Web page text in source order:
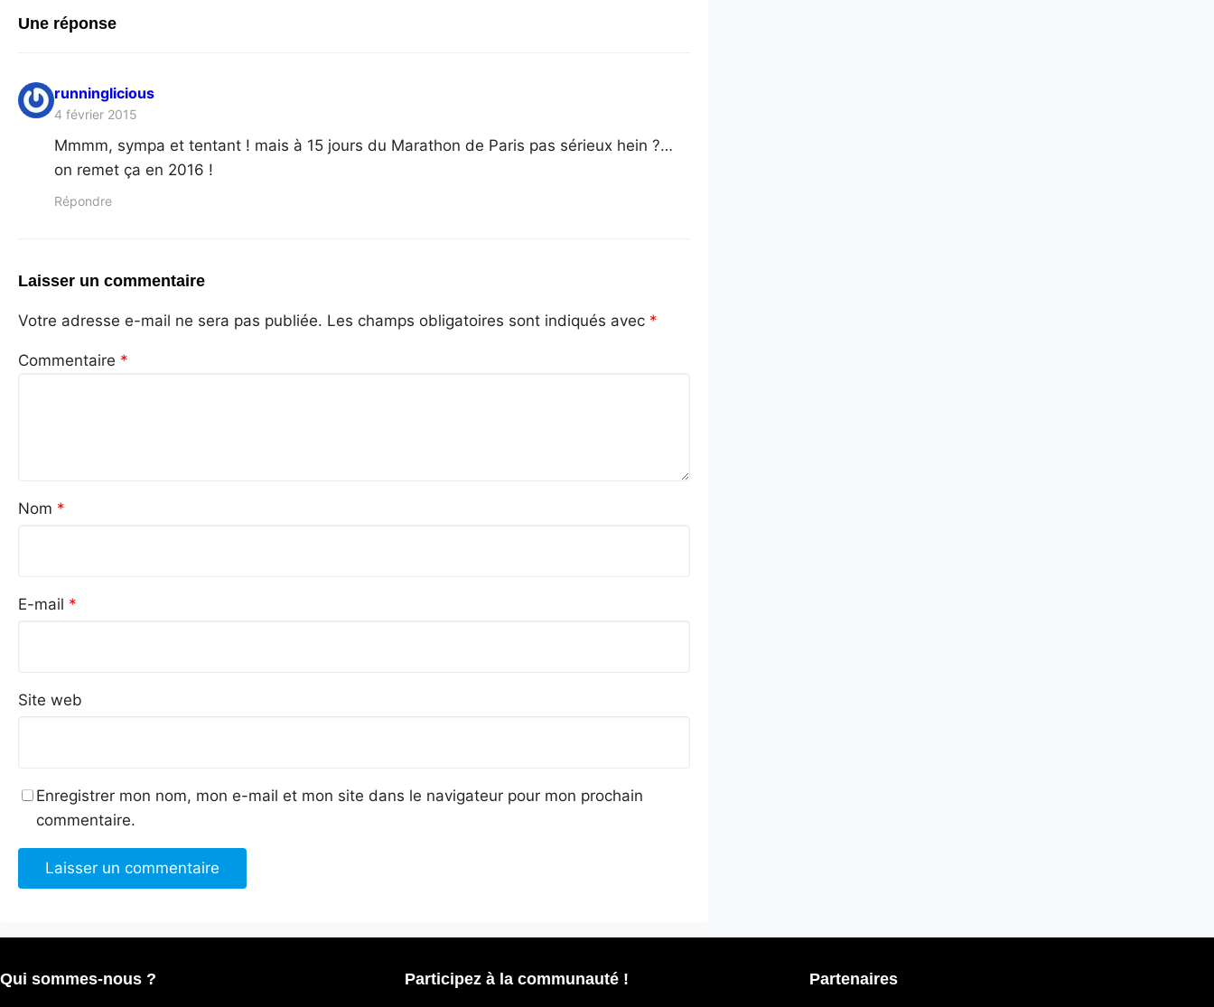
Une réponse
runninglicious
4 février 2015
Mmmm, sympa et tentant ! mais à 15 jours du Marathon de Paris pas sérieux hein ?…
on remet ça en 2016 !
Répondre
Laisser un commentaire
Votre adresse e-mail ne sera pas publiée. Les champs obligatoires sont indiqués avec *
Commentaire *
Nom *
E-mail *
Site web
Enregistrer mon nom, mon e-mail et mon site dans le navigateur pour mon prochain
commentaire.
Qui sommes-nous ? Participez à la communauté ! Partenaires